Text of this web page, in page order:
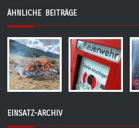
ÄHNLICHE BEITRÄGE
EINSATZ-ARCHIV